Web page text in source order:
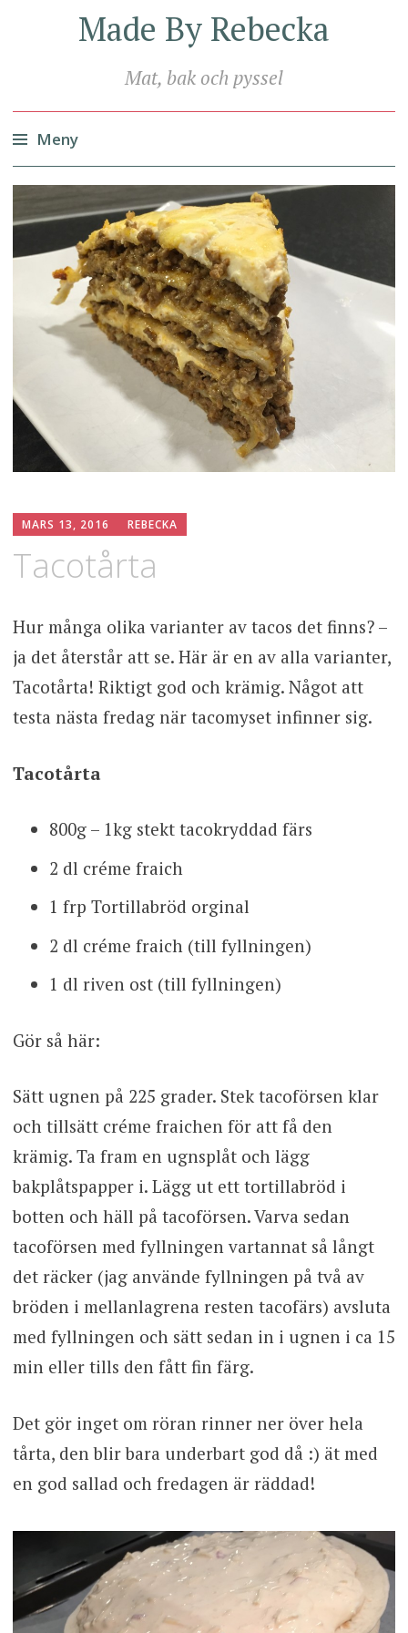
Made By Rebecka
Mat, bak och pyssel
Meny
Hoppa
innehåll
MARS 13, 2016 REBECKA
Tacotårta
Hur många olika varianter av tacos det finns? –
ja det återstår att se. Här är en av alla varianter,
Tacotårta! Riktigt god och krämig. Något att
testa nästa fredag när tacomyset infinner sig.
Tacotårta
800g – 1kg stekt tacokryddad färs
2 dl créme fraich
1 frp Tortillabröd orginal
2 dl créme fraich (till fyllningen)
1 dl riven ost (till fyllningen)
Gör så här:
Sätt ugnen på 225 grader. Stek tacoförsen klar
och tillsätt créme fraichen för att få den
krämig. Ta fram en ugnsplåt och lägg
bakplåtspapper i. Lägg ut ett tortillabröd i
botten och häll på tacoförsen. Varva sedan
tacoförsen med fyllningen vartannat så långt
det räcker (jag använde fyllningen på två av
bröden i mellanlagrena resten tacofärs) avsluta
med fyllningen och sätt sedan in i ugnen i ca 15
min eller tills den fått fin färg.
Det gör inget om röran rinner ner över hela
tårta, den blir bara underbart god då :) ät med
en god sallad och fredagen är räddad!